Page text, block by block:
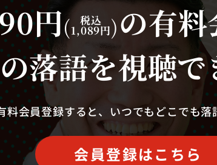
芸人からさがす
演目
上演時間からさがす
円( 税込
1,089円)の有
落語を視聴
料会員登録すると、いつでもどこでも落
会員登録はこちら